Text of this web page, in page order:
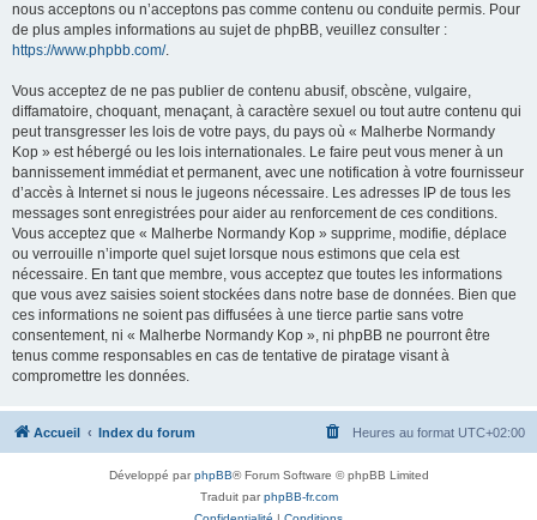
nous acceptons ou n’acceptons pas comme contenu ou conduite permis. Pour
de plus amples informations au sujet de phpBB, veuillez consulter :
https://www.phpbb.com/.
Vous acceptez de ne pas publier de contenu abusif, obscène, vulgaire,
diffamatoire, choquant, menaçant, à caractère sexuel ou tout autre contenu qui
peut transgresser les lois de votre pays, du pays où « Malherbe Normandy
Kop » est hébergé ou les lois internationales. Le faire peut vous mener à un
bannissement immédiat et permanent, avec une notification à votre fournisseur
d’accès à Internet si nous le jugeons nécessaire. Les adresses IP de tous les
messages sont enregistrées pour aider au renforcement de ces conditions.
Vous acceptez que « Malherbe Normandy Kop » supprime, modifie, déplace
ou verrouille n’importe quel sujet lorsque nous estimons que cela est
nécessaire. En tant que membre, vous acceptez que toutes les informations
que vous avez saisies soient stockées dans notre base de données. Bien que
ces informations ne soient pas diffusées à une tierce partie sans votre
consentement, ni « Malherbe Normandy Kop », ni phpBB ne pourront être
tenus comme responsables en cas de tentative de piratage visant à
compromettre les données.
Accueil Index du forum Heures au format UTC+02:00
Développé parphpBB® Forum Software © phpBB Limited
Traduit parphpBB-fr.com